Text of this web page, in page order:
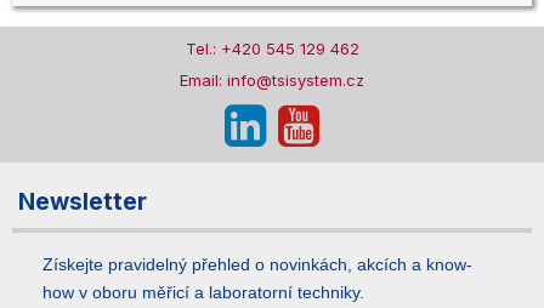
Tel.: +420 545 129 462
Email: info@tsisystem.cz
Newsletter
Získejte pravidelný přehled o novinkách, akcích a know-
how v oboru měřicí a laboratorní techniky.